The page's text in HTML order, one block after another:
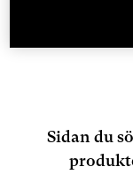
Sidan du